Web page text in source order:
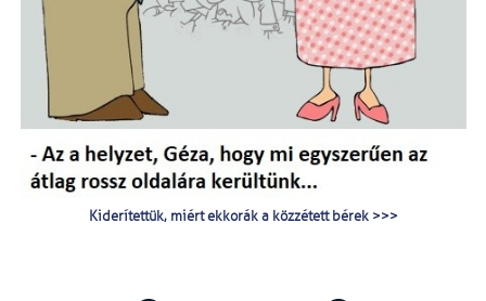
Kiderítettük, miért ekkorák a közzétett bérek >>>